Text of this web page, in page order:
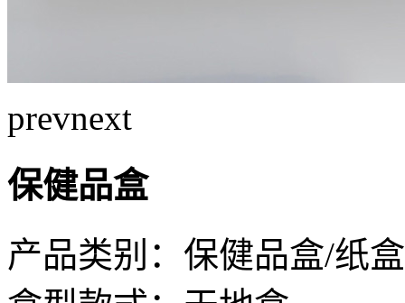
prevnext
保健品盒
产品类别：保健品盒/纸盒